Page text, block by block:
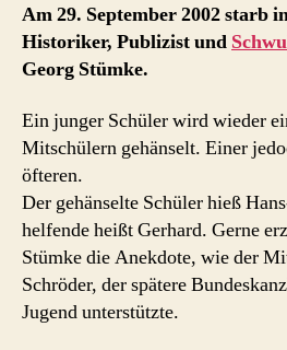
Am 29. September 2002 starb
Historiker, Publizist und
Georg Stümke.
Ein junger Schüler wird wieder
Mitschülern gehänselt. Einer
öfteren.
Der gehänselte Schüler hieß
helfende heißt Gerhard. Gerne
Stümke die Anekdote, wie der
Schröder, der spätere
Jugend unterstützte.